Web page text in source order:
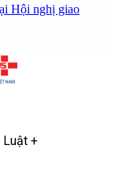
Hội nghị giao
Luật +